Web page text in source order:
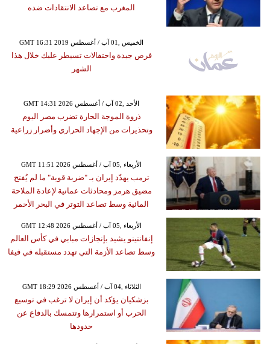
المغرب مع تصاعد الانتقادات ضده
GMT 16:31 2019 الخميس ,01 آب / أغسطس
فرص جيدة واحتفالات تسيطر عليك خلال هذا
الشهر
GMT 14:31 2026 الأحد ,02 آب / أغسطس
ذروة الموجة الحارة تضرب مصر اليوم
وتحذيرات من الإجهاد الحراري وأضرار زراعية
GMT 11:51 2026 الأربعاء ,05 آب / أغسطس
ترمب يهدّد إيران بـ "ضربة قوية" ما لم يُفتح
مضيق هرمز ومحادثات عمانية لإعادة الملاحة
المائية وسط تصاعد التوتر في البحر الأحمر
GMT 12:48 2026 الأربعاء ,05 آب / أغسطس
إنفانتينو يشيد بإنجازات مبابي في كأس العالم
وسط تصاعد الأزمة التي تهدد مستقبله في فيفا
GMT 18:29 2026 الثلاثاء ,04 آب / أغسطس
بزشكيان يؤكد أن إيران لا ترغب في توسيع
الحرب أو استمرارها وتتمسك بالدفاع عن
حدودها